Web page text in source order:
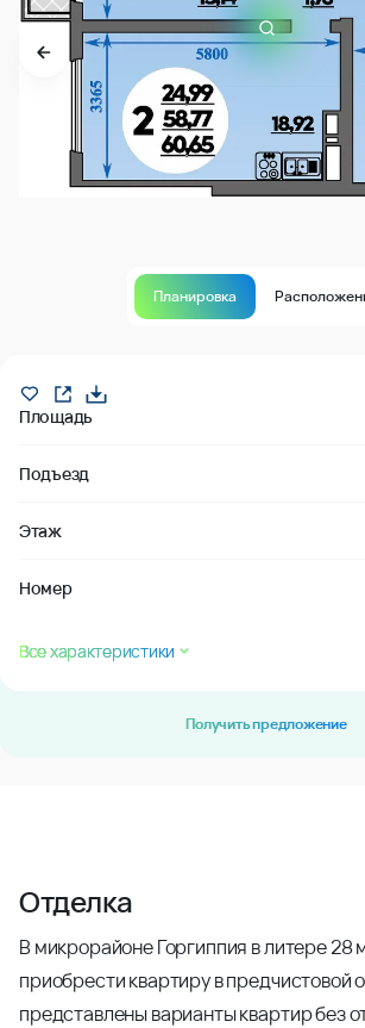
Планировка
Площадь
Подъезд
Этаж
Номер
Все характеристики
Получить предложение
Отделка
В микрорайоне Горгиппия в литере 28
приобрести квартиру в предчистовой
представлены варианты квартир без